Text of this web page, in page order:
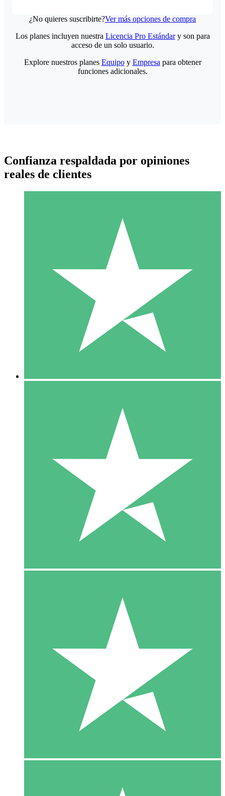
¿No quieres suscribirte?Ver más opciones de compra
Paquetes de Créditos Individuales
Paga según el uso con créditos de descarga. Sin compromiso
10 00
10 Descargas
20 00
Los planes incluyen nuestra Licencia Pro Estándary son para
acceso de un solo usuario.
Explore nuestros planes Equipoy Empresa para obtener
funciones adicionales.
Confianza respaldada por opiniones
reales de clientes